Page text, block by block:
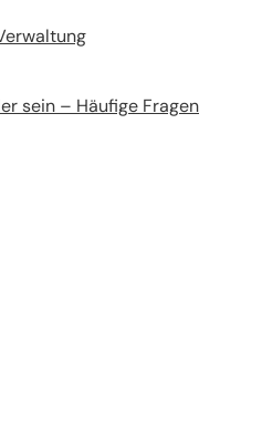
sein – Häufige Fragen